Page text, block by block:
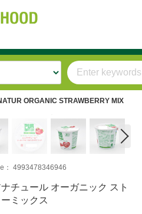
ORGANIC STRAWBERRY MIX
： 4993478346946
ナチュール オーガニック スト
ミックス